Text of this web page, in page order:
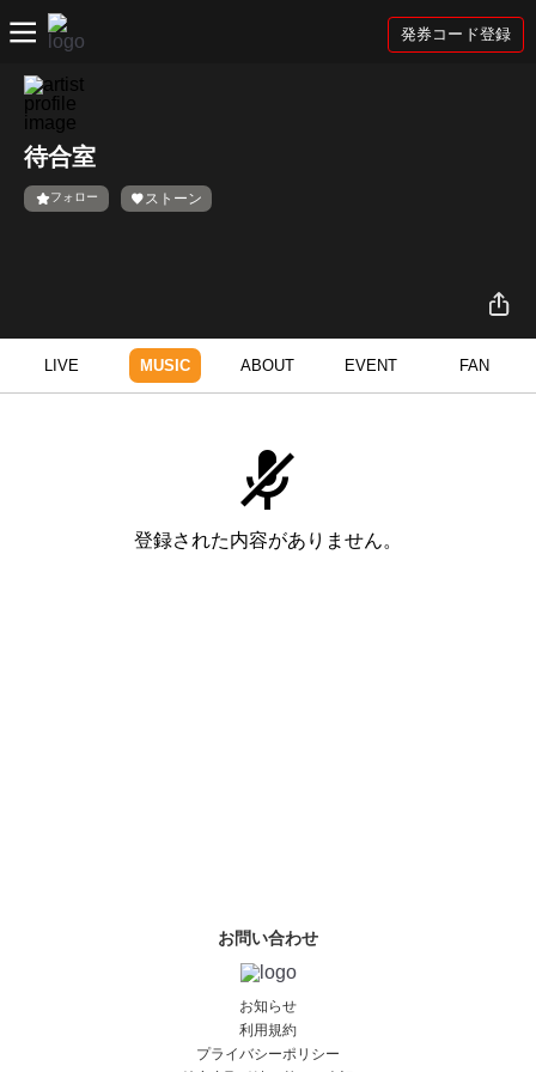
発券コード登録
待合室
フォロー ストーン
LIVE MUSIC ABOUT EVENT FAN
登録された内容がありません。
お知らせ
利用規約
プライバシーポリシー
お問い合わせ